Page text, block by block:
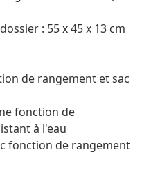
: 55 x 45 x 13 cm
de rangement et sac
fonction de
à l'eau
fonction de rangement